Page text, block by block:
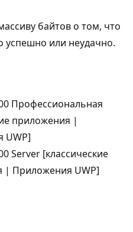
байтов о том, что
успешно или неудачно.
Профессиональная
приложения |
UWP]
Server [классические
| Приложения UWP]